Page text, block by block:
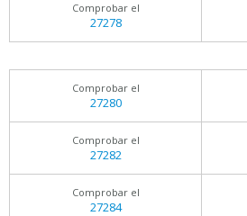
Comprobar el
27278
Comprobar el
27280
Comprobar el
27282
Comprobar el
27284